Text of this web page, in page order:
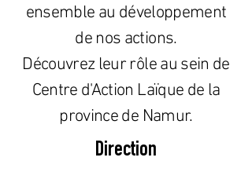
ensemble au développement
de nos actions.
Découvrez leur rôle au sein de
Centre d'Action Laïque de la
province de Namur.
Direction